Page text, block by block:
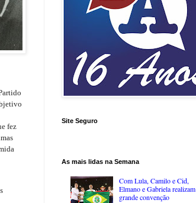
fez
Site Seguro
As mais lidas na Semana
Com Lula, Camilo e Cid,
Elmano e Gabriela realizam
grande convenção